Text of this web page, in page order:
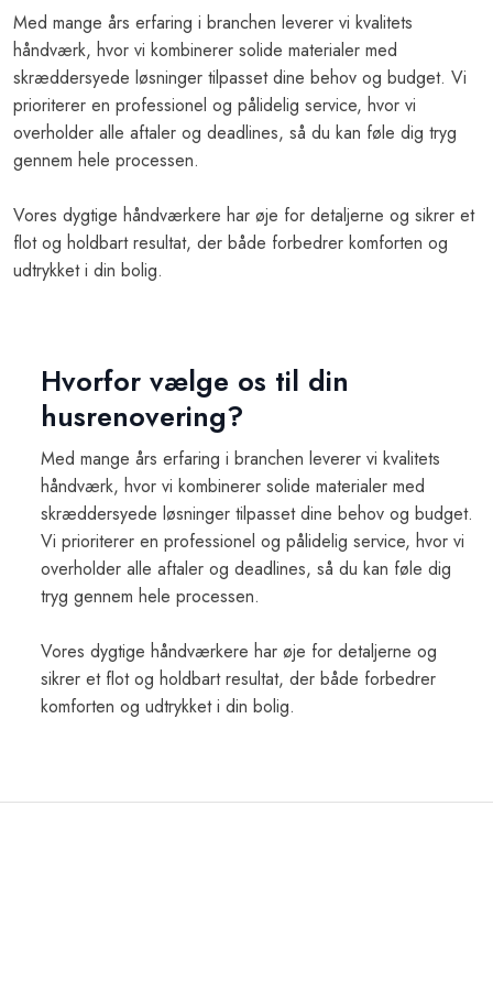
Med mange års erfaring i branchen leverer vi kvalitets
håndværk, hvor vi kombinerer solide materialer med
skræddersyede løsninger tilpasset dine behov og budget. Vi
prioriterer en professionel og pålidelig service, hvor vi
overholder alle aftaler og deadlines, så du kan føle dig tryg
gennem hele processen.
Vores dygtige håndværkere har øje for detaljerne og sikrer et
flot og holdbart resultat, der både forbedrer komforten og
udtrykket i din bolig.
Hvorfor vælge os til din
husrenovering?
Med mange års erfaring i branchen leverer vi kvalitets
håndværk, hvor vi kombinerer solide materialer med
skræddersyede løsninger tilpasset dine behov og budget.
Vi prioriterer en professionel og pålidelig service, hvor vi
overholder alle aftaler og deadlines, så du kan føle dig
tryg gennem hele processen.
Vores dygtige håndværkere har øje for detaljerne og
sikrer et flot og holdbart resultat, der både forbedrer
komforten og udtrykket i din bolig.